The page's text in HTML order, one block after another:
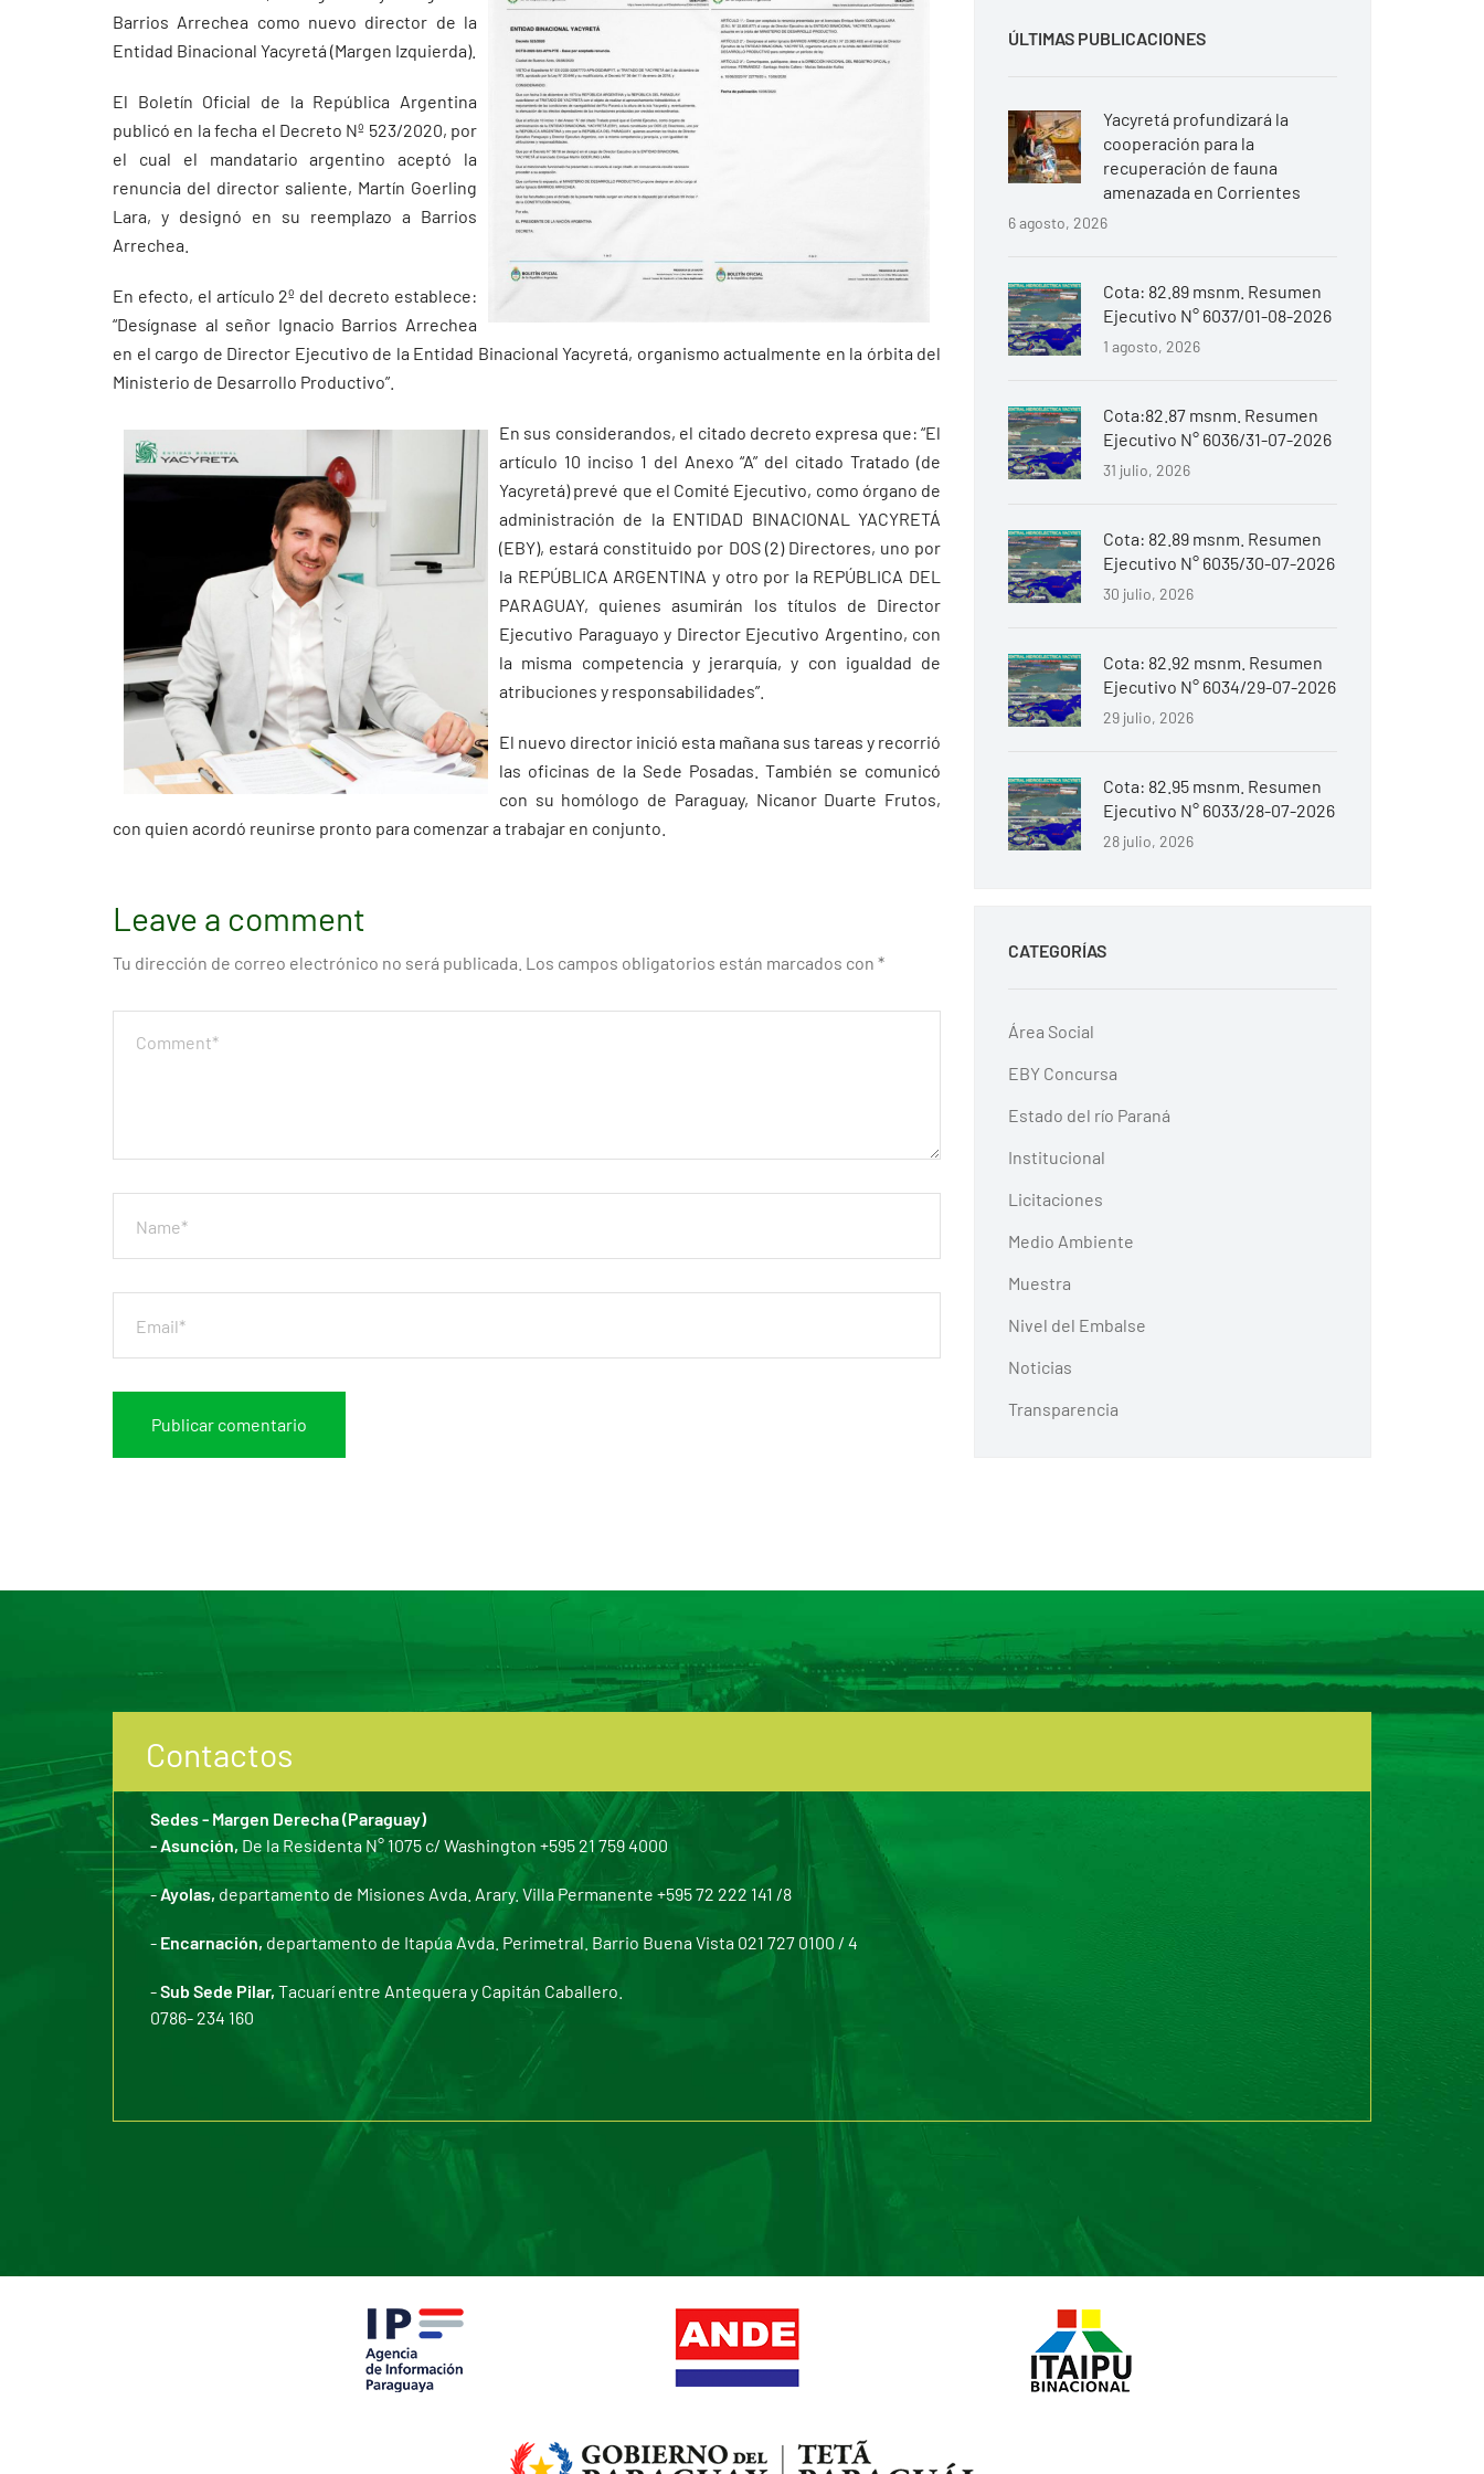
Barrios Arrechea como nuevo director de la
Entidad Binacional Yacyretá (Margen Izquierda).
El Boletín Oficial de la República Argentina
publicó en la fecha el Decreto Nº 523/2020, por
el cual el mandatario argentino aceptó la
renuncia del director saliente, Martín Goerling
Lara, y designó en su reemplazo a Barrios
Arrechea.
En efecto, el artículo 2º del decreto establece:
“Desígnase al señor Ignacio Barrios Arrechea
en el cargo de Director Ejecutivo de la Entidad Binacional Yacyretá, organismo actualmente en la órbita del
Ministerio de Desarrollo Productivo”.
En sus considerandos, el citado decreto expresa que: “El
artículo 10 inciso 1 del Anexo “A” del citado Tratado (de
Yacyretá) prevé que el Comité Ejecutivo, como órgano de
administración de la ENTIDAD BINACIONAL YACYRETÁ
(EBY), estará constituido por DOS (2) Directores, uno por
la REPÚBLICA ARGENTINA y otro por la REPÚBLICA DEL
PARAGUAY, quienes asumirán los títulos de Director
Ejecutivo Paraguayo y Director Ejecutivo Argentino, con
la misma competencia y jerarquía, y con igualdad de
atribuciones y responsabilidades”.
El nuevo director inició esta mañana sus tareas y recorrió
las oficinas de la Sede Posadas. También se comunicó
con su homólogo de Paraguay, Nicanor Duarte Frutos,
con quien acordó reunirse pronto para comenzar a trabajar en conjunto.
Leave a comment
Tu dirección de correo electrónico no será publicada. Los campos obligatorios están marcados con *
ÚLTIMAS PUBLICACIONES
Yacyretá profundizará la
cooperación para la
recuperación de fauna
amenazada en Corrientes
6 agosto, 2026
Cota: 82.89 msnm. Resumen
Ejecutivo N° 6037/01-08-2026
1 agosto, 2026
Cota:82.87 msnm. Resumen
Ejecutivo N° 6036/31-07-2026
31 julio, 2026
Cota: 82.89 msnm. Resumen
Ejecutivo N° 6035/30-07-2026
30 julio, 2026
Cota: 82.92 msnm. Resumen
Ejecutivo N° 6034/29-07-2026
29 julio, 2026
Cota: 82.95 msnm. Resumen
Ejecutivo N° 6033/28-07-2026
28 julio, 2026
CATEGORÍAS
Área Social
EBY Concursa
Estado del río Paraná
Institucional
Licitaciones
Medio Ambiente
Muestra
Nivel del Embalse
Noticias
Transparencia
Contactos
Sedes - Margen Derecha (Paraguay)
- Asunción, De la Residenta N° 1075 c/ Washington +595 21 759 4000
-Ayolas, departamento de Misiones Avda. Arary. Villa Permanente +595 72 222 141 /8
- Encarnación, departamento de Itapúa Avda. Perimetral. Barrio Buena Vista 021 727 0100 / 4
-Sub Sede Pilar, Tacuarí entre Antequera y Capitán Caballero.
0786- 234 160